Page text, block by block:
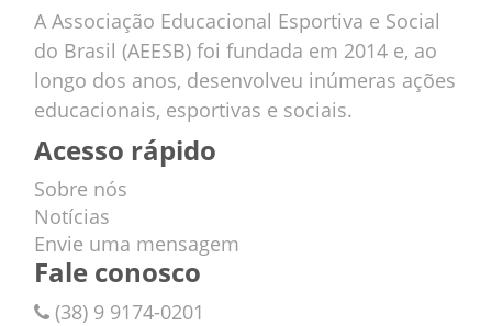
A Associação Educacional Esportiva e Social
do Brasil (AEESB) foi fundada em 2014 e, ao
longo dos anos, desenvolveu inúmeras ações
educacionais, esportivas e sociais.
Acesso rápido
Sobre nós
Notícias
Envie uma mensagem
Fale conosco
(38) 9 9174-0201